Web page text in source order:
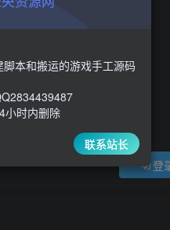
登
本和搬运的游戏手工源码
小时内删除
联系站长